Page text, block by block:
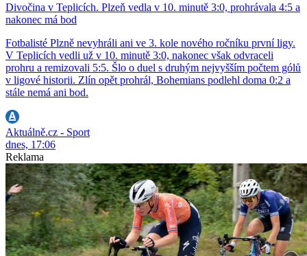
Divočina v Teplicích. Plzeň vedla v 10. minutě 3:0, prohrávala 4:5 a
nakonec má bod
Fotbalisté Plzně nevyhráli ani ve 3. kole nového ročníku první ligy.
V Teplicích vedli už v 10. minutě 3:0, nakonec však odvraceli
prohru a remizovali 5:5. Šlo o duel s druhým nejvyšším počtem gólů
v ligové historii. Zlín opět prohrál, Bohemians podlehl doma 0:2 a
stále nemá ani bod.
Aktuálně.cz - Sport
dnes, 17:06
Reklama